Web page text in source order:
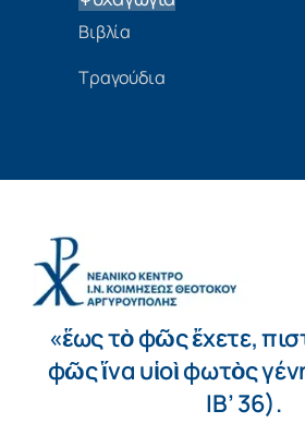
Βιβλία
Τραγούδια
«ἕως τὸ φῶς ἔχετε,
φῶς ἵνα υἱοὶ φωτὸς
ΙΒ’ 36).